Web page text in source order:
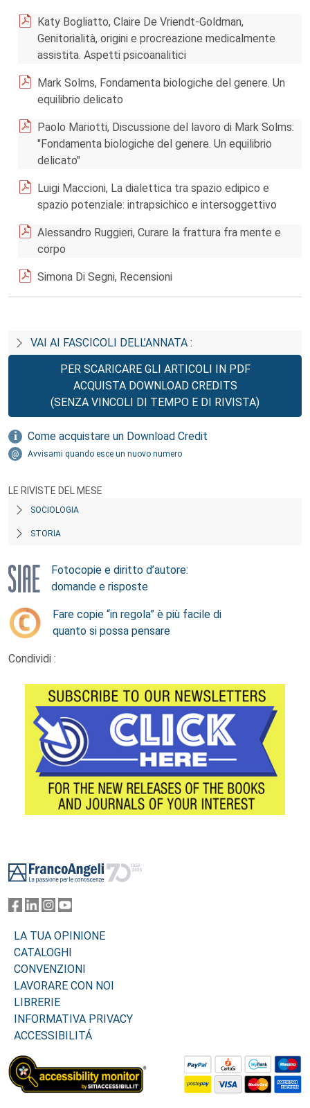
Katy Bogliatto, Claire De Vriendt-Goldman,
Genitorialità, origini e procreazione medicalmente
assistita. Aspetti psicoanalitici
Mark Solms, Fondamenta biologiche del genere. Un
equilibrio delicato
Paolo Mariotti, Discussione del lavoro di Mark Solms:
"Fondamenta biologiche del genere. Un equilibrio
delicato"
Luigi Maccioni, La dialettica tra spazio edipico e
spazio potenziale: intrapsichico e intersoggettivo
Alessandro Ruggieri, Curare la frattura fra mente e
corpo
Simona Di Segni, Recensioni
VAI AI FASCICOLI DELL’ANNATA :
PER SCARICARE GLI ARTICOLI IN PDF
ACQUISTA DOWNLOAD CREDITS
(SENZA VINCOLI DI TEMPO E DI RIVISTA)
Come acquistare un Download Credit
Avvisami quando esce un nuovo numero
LE RIVISTE DEL MESE
SOCIOLOGIA
STORIA
Fotocopie e diritto d’autore:
domande e risposte
Fare copie “in regola” è più facile di
quanto si possa pensare
Condividi :
LA TUA OPINIONE
CATALOGHI
CONVENZIONI
LAVORARE CON NOI
LIBRERIE
INFORMATIVA PRIVACY
ACCESSIBILITÁ